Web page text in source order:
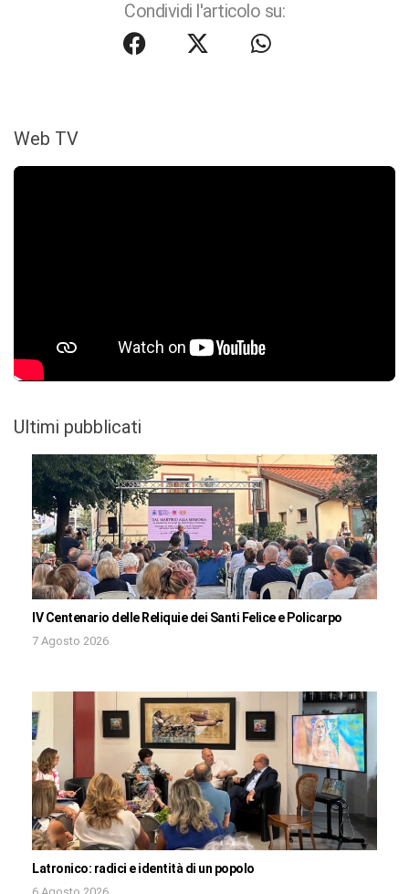
Condividi l'articolo su:
Web TV
Ultimi pubblicati
IV Centenario delle Reliquie dei Santi Felice e Policarpo
7 Agosto 2026
Latronico: radici e identità di un popolo